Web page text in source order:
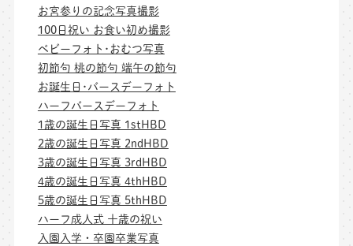
お宮参りの記念写真撮影
100日祝い お食い初め撮影
ベビーフォト･おむつ写真
初節句 桃の節句 端午の節句
お誕生日･バースデーフォト
ハーフバースデーフォト
1歳の誕生日写真 1stHBD
2歳の誕生日写真 2ndHBD
3歳の誕生日写真 3rdHBD
4歳の誕生日写真 4thHBD
5歳の誕生日写真 5thHBD
ハーフ成人式 十歳の祝い
入園入学・卒園卒業写真